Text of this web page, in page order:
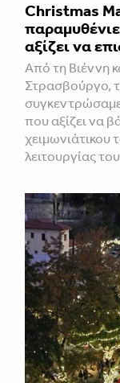
Christmas
αξίζει να
Από τη Βιέννη
Στρασβούργο,
συγκεντρώσαμε
που αξίζει να
χειμωνιάτικου
λειτουργίας